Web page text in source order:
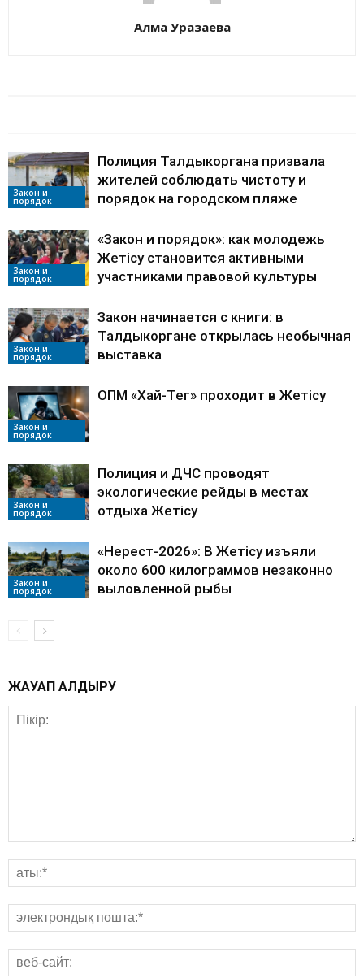
Алма Уразаева
Закон и
порядок
Полиция Талдыкоргана призвала
жителей соблюдать чистоту и
порядок на городском пляже
Закон и
порядок
«Закон и порядок»: как молодежь
Жетісу становится активными
участниками правовой культуры
Закон и
порядок
Закон начинается с книги: в
Талдыкоргане открылась необычная
выставка
Закон и
порядок
ОПМ «Хай-Тег» проходит в Жетісу
Закон и
порядок
Полиция и ДЧС проводят
экологические рейды в местах
отдыха Жетісу
Закон и
порядок
«Нерест-2026»: В Жетісу изъяли
около 600 килограммов незаконно
выловленной рыбы
ЖАУАП ҚАЛДЫРУ